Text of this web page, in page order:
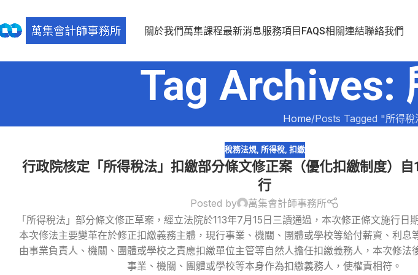
關於我們萬集課程最新消息服務項目 FAQS相關連結聯絡我們
Tag Archives:
Home Posts Tagged "所得稅
30
8 月
稅務法規, 所得稅, 扣繳
行政院核定「所得稅法」扣繳部分條文修正案（優化扣繳制度）
行
Posted by
萬集會計師事務所
「所得稅法」部分條文修正草案，經立法院於113年7月15日三讀通過，本次修正條文施行日
本次修法主要變革在於修正扣繳義務主體，現行事業、機關、團體或學校等給付薪資、利息
由事業負責人、機關、團體或學校之責應扣繳單位主管等自然人擔任扣繳義務人，本次修法
事業、機關、團體或學校等本身作為扣繳義務人，使權責相符。